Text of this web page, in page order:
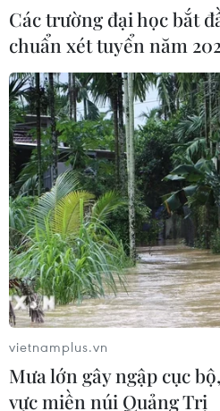
Các trường đại học bắt
chuẩn xét tuyển năm
vietnamplus.vn
Mưa lớn gây ngập cục
vực miền núi Quảng Trị